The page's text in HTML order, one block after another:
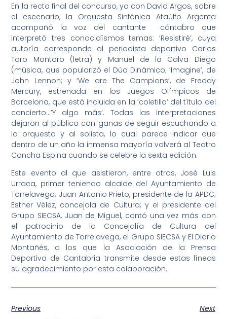
En la recta final del concurso, ya con David Argos, sobre
el escenario, la Orquesta Sinfónica Ataúlfo Argenta
acompañó la voz del cantante cántabro que
interpretó tres conocidísmos temas: ‘Resistiré’, cuya
autoría corresponde al periodista deportivo Carlos
Toro Montoro (letra) y Manuel de la Calva Diego
(música, que popularizó el Dúo Dinámico; ‘Imagine’, de
John Lennon; y ‘We are The Campions’, de Freddy
Mercury, estrenada en los Juegos Olímpicos de
Barcelona, que está incluida en la ‘coletilla’ del título del
concierto…’Y algo más’. Todas las interpretaciones
dejaron al público con ganas de seguir escuchando a
la orquesta y al solista, lo cual parece indicar que
dentro de un año la inmensa mayoría volverá al Teatro
Concha Espina cuando se celebre la sexta edición.
Este evento al que asistieron, entre otros, José Luis
Urraca, primer teniendo alcalde del Ayuntamiento de
Torrelavega; Juan Antonio Prieto, presidente de la APDC;
Esther Vélez, concejala de Cultura; y el presidente del
Grupo SIECSA, Juan de Miguel, contó una vez más con
el patrocinio de la Concejalía de Cultura del
Ayuntamiento de Torrelavega, el Grupo SIECSA y El Diario
Montañés, a los que la Asociación de la Prensa
Deportiva de Cantabria transmite desde estas líneas
su agradecimiento por esta colaboración.
Previous
Next